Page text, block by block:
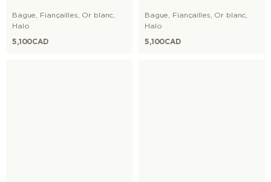
Bague Fiançailles Or blanc
Halo
5,100CAD
Bague Fiançailles Or blanc
Halo
5,100CAD